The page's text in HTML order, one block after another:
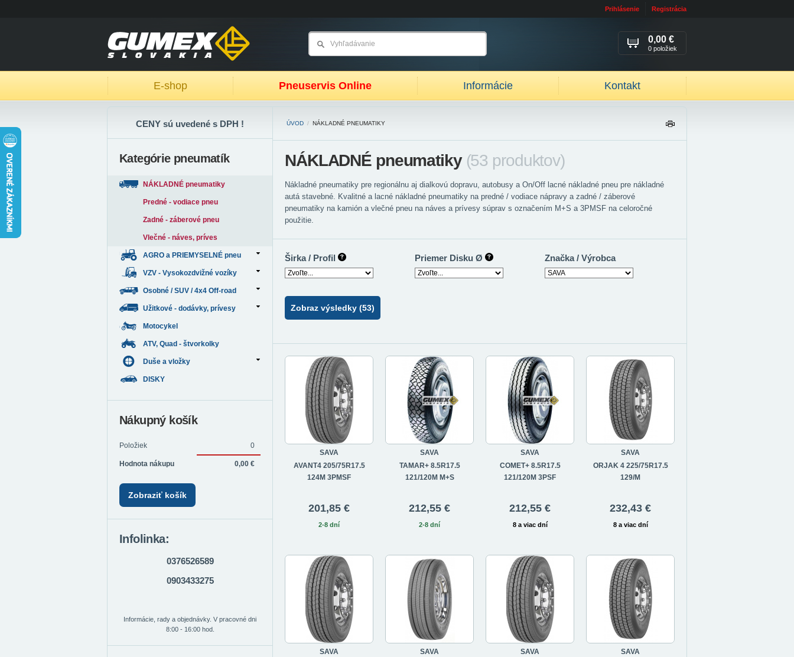
Prihlásenie Registrácia
E-shop Pneuservis Online Informácie Kontakt
0,00 €
0 položiek
ÚVOD / NÁKLADNÉ PNEUMATIKY
IŤ
NÁKLADNÉ pneumatiky (53 produktov)
Nákladné pneumatiky pre regionálnu aj dialkovú dopravu, autobusy a On/Off lacné nákladné pneu pre nákladné
autá stavebné. Kvalitné a lacné nákladné pneumatiky na predné / vodiace nápravy a zadné / záberové
pneumatiky na kamión a vlečné pneu na náves a prívesy súprav s označením M+S a 3PMSF na celoročné
použitie.
Širka / Profil Priemer Disku Ø Značka / Výrobca
Zobraz výsledky (53)
SAVA
AVANT4 205/75R17.5
124M 3PMSF
201,85 €
2-8 dní
SAVA
TAMAR+ 8.5R17.5
121/120M M+S
212,55 €
2-8 dní
SAVA
COMET+ 8.5R17.5
121/120M 3PSF
212,55 €
8 a viac dní
SAVA
ORJAK 4 225/75R17.5
129/M
232,43 €
8 a viac dní
SAVA
SAVA
SAVA
SAVA
CENY sú uvedené s DPH !
Kategórie pneumatík
NÁKLADNÉ pneumatiky
Predné - vodiace pneu
Zadné - záberové pneu
Vlečné - náves, príves
AGRO a PRIEMYSELNÉ pneu
VZV - Vysokozdvižné vozíky
Osobné / SUV / 4x4 Off-road
Užitkové - dodávky, prívesy
Motocykel
ATV, Quad - štvorkolky
Duše a vložky
DISKY
Nákupný košík
Položiek 0
Hodnota nákupu 0,00 €
Zobraziť košík
Infolinka:
0376526589
0903433275
Informácie, rady a objednávky. V pracovné dni
8:00 - 16:00 hod.